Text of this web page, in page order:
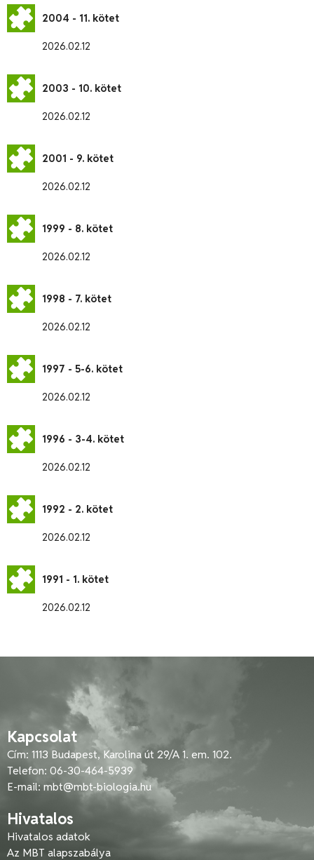
2004 - 11. kötet
2026.02.12
2003 - 10. kötet
2026.02.12
2001 - 9. kötet
2026.02.12
1999 - 8. kötet
2026.02.12
1998 - 7. kötet
2026.02.12
1997 - 5-6. kötet
2026.02.12
1996 - 3-4. kötet
2026.02.12
1992 - 2. kötet
2026.02.12
1991 - 1. kötet
2026.02.12
Kapcsolat
Cím: 1113 Budapest, Karolina út 29/A 1. em. 102.
Telefon: 06-30-464-5939
E-mail:mbt@mbt-biologia.hu
Hivatalos
Hivatalos adatok
Az MBT alapszabálya